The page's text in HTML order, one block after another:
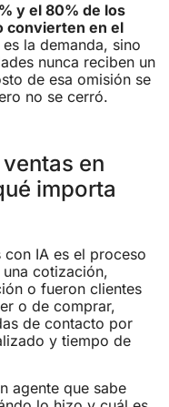
y el 80% de los
convierten en el
la demanda, sino
nunca reciben un
de esa omisión se
no se cerró.
en
importa
IA es el proceso
cotización,
o fueron clientes
o de comprar,
de contacto por
y tiempo de
agente que sabe